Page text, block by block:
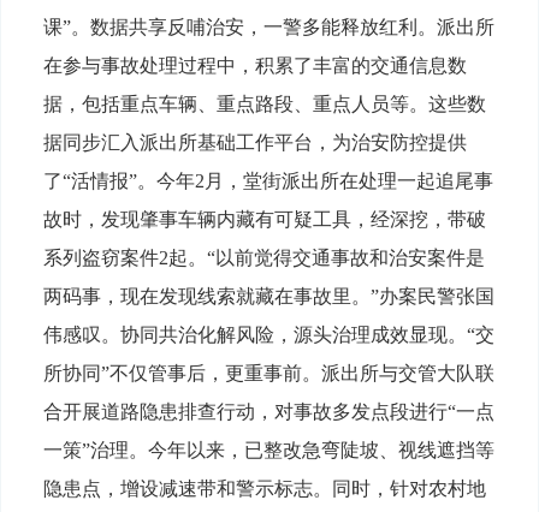
课”。数据共享反哺治安，一警多能释放红利。派出所
在参与事故处理过程中，积累了丰富的交通信息数
据，包括重点车辆、重点路段、重点人员等。这些数
据同步汇入派出所基础工作平台，为治安防控提供
了“活情报”。今年2月，堂街派出所在处理一起追尾事
故时，发现肇事车辆内藏有可疑工具，经深挖，带破
系列盗窃案件2起。“以前觉得交通事故和治安案件是
两码事，现在发现线索就藏在事故里。”办案民警张国
伟感叹。协同共治化解风险，源头治理成效显现。“交
所协同”不仅管事后，更重事前。派出所与交管大队联
合开展道路隐患排查行动，对事故多发点段进行“一点
一策”治理。今年以来，已整改急弯陡坡、视线遮挡等
隐患点，增设减速带和警示标志。同时，针对农村地